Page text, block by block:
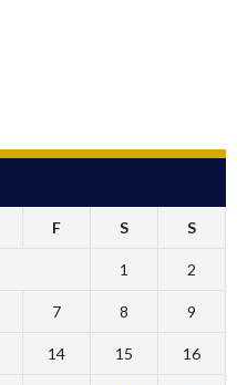
F S S
1 2
7 8 9
14 15 16